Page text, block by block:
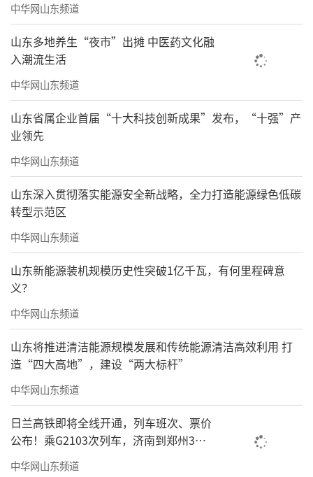
中华网山东频道
山东多地养生“夜市”出摊 中医药文化融
入潮流生活
中华网山东频道
山东省属企业首届“十大科技创新成果”发布，“十强”产
业领先
中华网山东频道
山东深入贯彻落实能源安全新战略，全力打造能源绿色低碳
转型示范区
中华网山东频道
山东新能源装机规模历史性突破1亿千瓦，有何里程碑意
义？
中华网山东频道
山东将推进清洁能源规模发展和传统能源清洁高效利用 打
造“四大高地”，建设“两大标杆”
中华网山东频道
日兰高铁即将全线开通，列车班次、票价
公布！乘G2103次列车，济南到郑州3小
时到达
中华网山东频道